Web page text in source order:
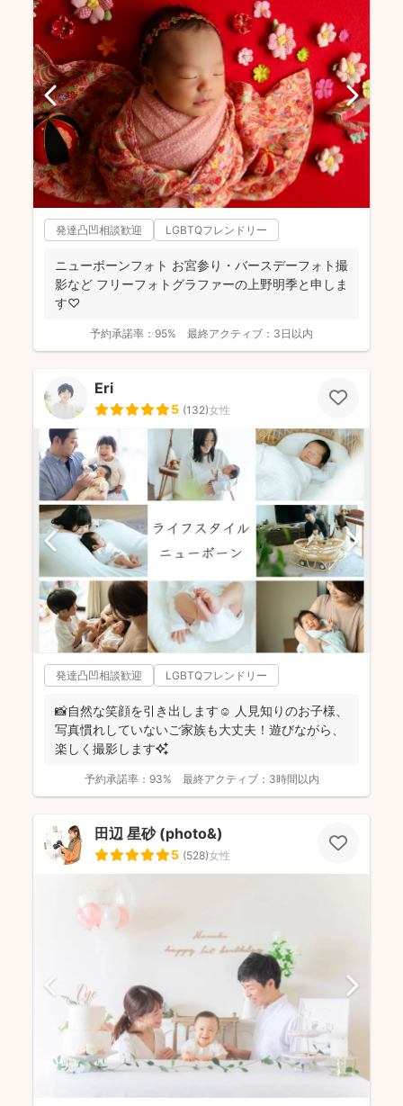
発達凸凹相談歓迎 LGBTQフレンドリー
ニューボーンフォト お宮参り・バースデーフォト撮
影など フリーフォトグラファーの上野明季と申しま
す♡
予約承諾率： 95% 最終アクティブ： 3日以内
Eri
5 (132)女性
発達凸凹相談歓迎 LGBTQフレンドリー
📸自然な笑顔を引き出します☺️ 人見知りのお子様、
写真慣れしていないご家族も大丈夫！遊びながら、
楽しく撮影します✨
予約承諾率： 93% 最終アクティブ： 3時間以内
田辺 星砂 (photo&)
5 (528)女性